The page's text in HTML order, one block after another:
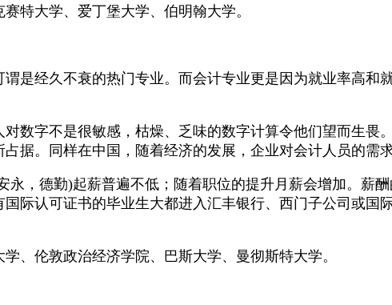
特大学、爱丁堡大学、伯明翰大学。
是经久不衰的热门专业。而会计专业更是因为就业率高和
数字不是很敏感，枯燥、乏味的数字计算令他们望而生畏
据。同样在中国，随着经济的发展，企业对会计人员的需
，德勤)起薪普遍不低；随着职位的提升月薪会增加。薪
际认可证书的毕业生大都进入汇丰银行、西门子公司或国
、伦敦政治经济学院、巴斯大学、曼彻斯特大学。